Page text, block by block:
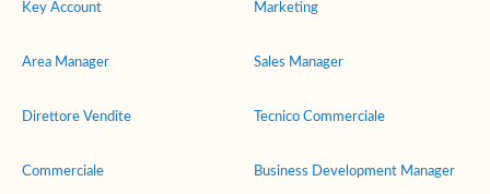
Key Account
Area Manager
Direttore Vendite
Commerciale
Marketing
Sales Manager
Tecnico Commerciale
Business Development Manager